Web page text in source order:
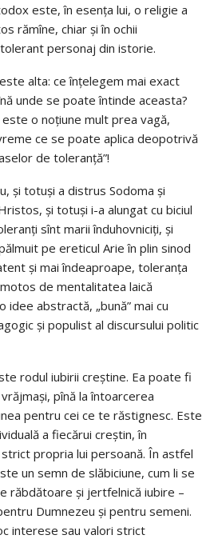
este, în esenţa lui, o religie a
rămîne, chiar şi în ochii
personaj din istorie.
alta: ce înţelegem mai exact
unde se poate întinde aceasta?
o noţiune mult prea vagă,
ce se poate aplica deopotrivă
de toleranţă”!
şi totuşi a distrus Sodoma şi
şi totuşi i-a alungat cu biciul
sînt marii înduhovniciţi, şi
pe ereticul Arie în plin sinod
şi mai îndeaproape, toleranţa
de mentalitatea laică
abstractă, „bună” mai cu
şi populist al discursului politic
rodul iubirii creştine. Ea poate fi
pînă la întoarcerea
pentru cei ce te răstignesc. Este
a fiecărui creştin, în
propria lui persoană. În astfel
un semn de slăbiciune, cum li se
răbdătoare şi jertfelnică iubire –
Dumnezeu şi pentru semeni.
interese sau valori strict